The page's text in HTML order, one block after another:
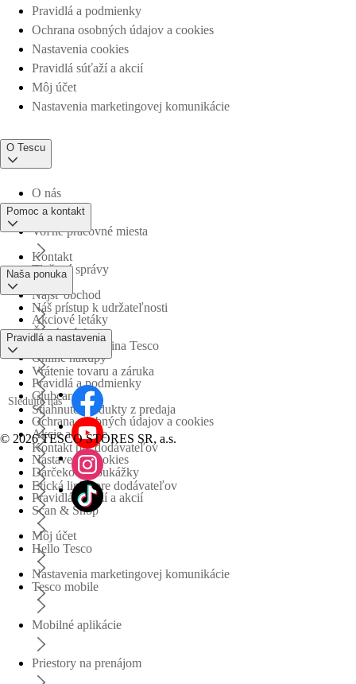
Pravidlá a podmienky
Ochrana osobných údajov a cookies
Nastavenia cookies
Pravidlá súťaží a akcií
Môj účet
Nastavenia marketingovej komunikácie
O Tescu
O nás
Voľné pracovné miesta
Tlačové správy
Náš prístup k udržateľnosti
Obchodná skupina Tesco
Pomoc a kontakt
Kontakt
Nájsť obchod
Časté otázky
Vrátenie tovaru a záruka
Stiahnuté produkty z predaja
Kontakt pre dodávateľov
Etická linka pre dodávateľov
Naša ponuka
Akciové letáky
Online nákupy
Clubcard
Akcie a súťaže
Darčekové poukážky
Scan & Shop
Hello Tesco
Tesco mobile
Mobilné aplikácie
Priestory na prenájom
Pravidlá a nastavenia
Pravidlá a podmienky
Ochrana osobných údajov a cookies
Nastavenia cookies
Pravidlá súťaží a akcií
Môj účet
Nastavenia marketingovej komunikácie
Sledujte nás
© 2026 TESCO STORES SR, a.s.